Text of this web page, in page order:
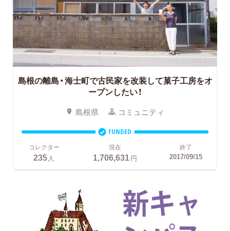
島根の離島・海士町で古民家を改装して菓子工房をオ
ープンしたい！
島根県 コミュニティ
FUNDED
コレクター
235 人
現在
1,706,631円
終了
2017/09/15